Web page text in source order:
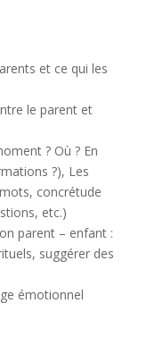
et ce qui les
le parent et
? Où ? En
?), Les
concrétude
etc.)
parent – enfant :
suggérer des
émotionnel